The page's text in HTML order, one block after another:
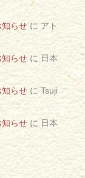
らせに アト
らせに 日本
らせに Tsuji
らせに 日本